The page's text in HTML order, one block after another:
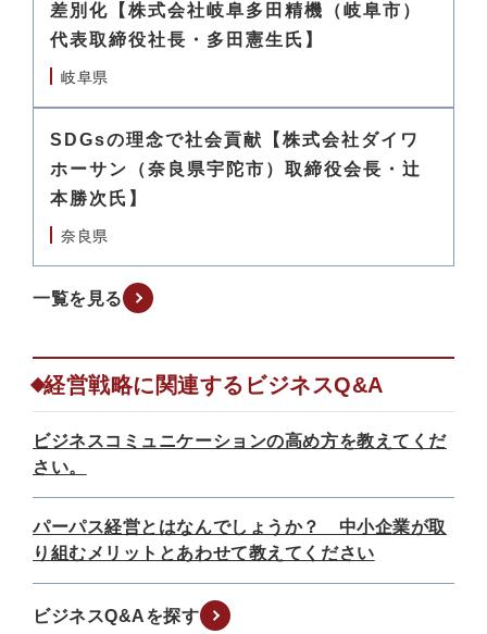
差別化【株式会社岐阜多田精機（岐阜市）
代表取締役社長・多田憲生氏】
岐阜県
SDGsの理念で社会貢献【株式会社ダイワ
ホーサン（奈良県宇陀市）取締役会長・辻
本勝次氏】
奈良県
一覧を見る
経営戦略に関連するビジネスQ&A
ビジネスコミュニケーションの高め方を教えてくだ
さい。
パーパス経営とはなんでしょうか？ 中小企業が取
り組むメリットとあわせて教えてください
ビジネスQ&Aを探す